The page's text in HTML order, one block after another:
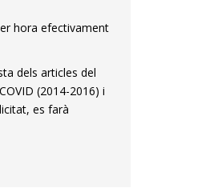
hora efectivament
dels articles del
(2014-2016) i
es farà